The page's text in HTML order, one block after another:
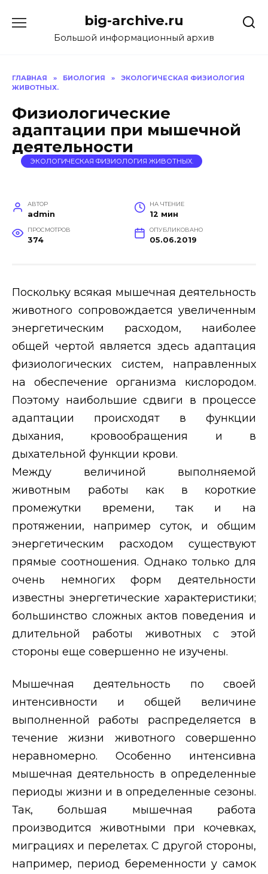
содержанию
big-archive.ru
Большой информационный архив
ГЛАВНАЯ » БИОЛОГИЯ »
ЭКОЛОГИЧЕСКАЯ ФИЗИОЛОГИЯ
ЖИВОТНЫХ.
Физиологические
адаптации при мышечной
деятельности
ЭКОЛОГИЧЕСКАЯ ФИЗИОЛОГИЯ ЖИВОТНЫХ.
АВТОР
admin
НА ЧТЕНИЕ
12 мин
ПРОСМОТРОВ
374
ОПУБЛИКОВАНО
05.06.2019
Поскольку всякая мышечная деятельность
животного сопровождается увеличенным
энергетическим расходом, наиболее
общей чертой является здесь адаптация
физиологических систем, направленных
на обеспечение организма кислородом.
Поэтому наибольшие сдвиги в процессе
адаптации происходят в функции
дыхания, кровообращения и в
дыхательной функции крови.
Между величиной выполняемой
животным работы как в короткие
промежутки времени, так и на
протяжении, например суток, и общим
энергетическим расходом существуют
прямые соотношения. Однако только для
очень немногих форм деятельности
известны энергетические характеристики;
большинство сложных актов поведения и
длительной работы животных с этой
стороны еще совершенно не изучены.
Мышечная деятельность по своей
интенсивности и общей величине
выполненной работы распределяется в
течение жизни животного совершенно
неравномерно. Особенно интенсивна
мышечная деятельность в определенные
периоды жизни и в определенные сезоны.
Так, большая мышечная работа
производится животными при кочевках,
миграциях и перелетах. С другой стороны,
например, период беременности у самок